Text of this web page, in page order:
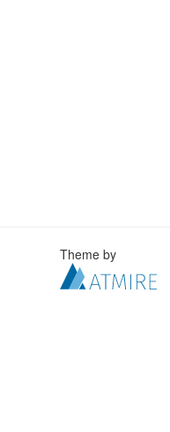
Theme by